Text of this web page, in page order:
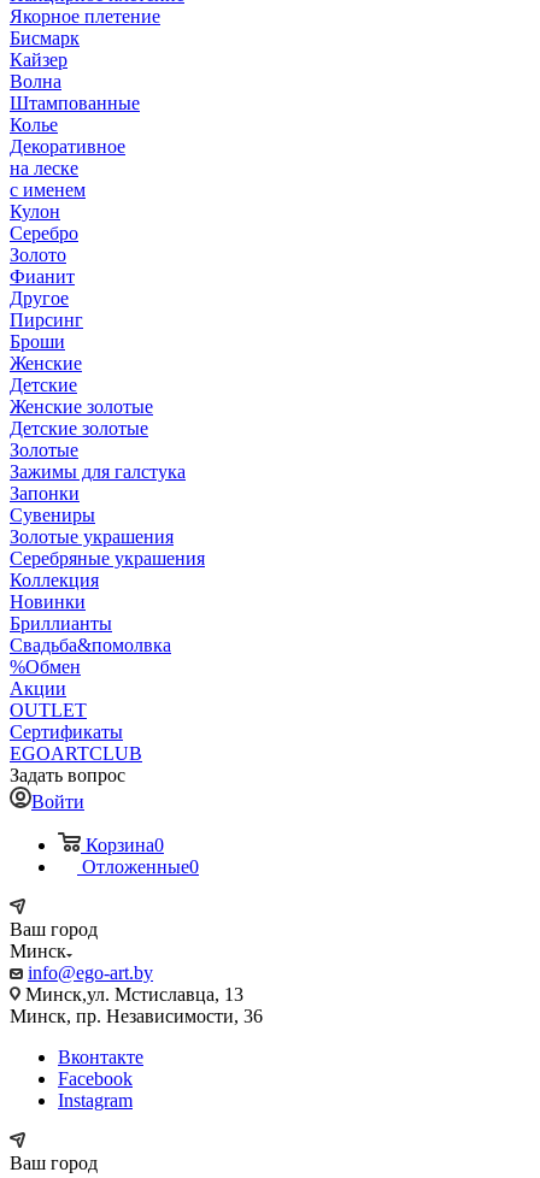
Якорное плетение
Бисмарк
Кайзер
Волна
Штампованные
Колье
Декоративное
на леске
с именем
Кулон
Серебро
Золото
Фианит
Другое
Пирсинг
Броши
Женские
Детские
Женские золотые
Детские золотые
Золотые
Зажимы для галстука
Запонки
Сувениры
Золотые украшения
Серебряные украшения
Коллекция
Новинки
Бриллианты
Свадьба&помолвка
%Обмен
Акции
OUTLET
Сертификаты
EGOARTCLUB
Задать вопрос
Войти
Корзина0
Отложенные0
Ваш город
Минск
info@ego-art.by
Минск,ул. Мстиславца, 13
Минск, пр. Независимости, 36
Вконтакте
Facebook
Instagram
Ваш город